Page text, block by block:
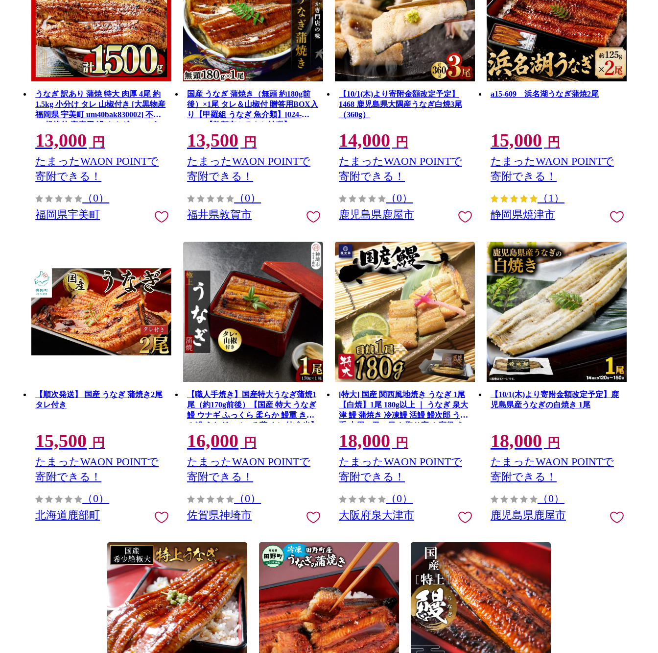
うなぎ 訳あり 蒲焼 特大 肉厚 4尾 約
1.5kg 小分け タレ 山椒付き [大黒物産
福岡県 宇美町 um40bak830002] 不揃
い 規格外 家庭用 鰻 ウナギ unagi う
なぎ蒲焼 鰻蒲焼き 蒲焼き かば焼き
真空パック 個包装 冷凍 13000 13000
円
13,000 円
たまったWAON POINTで
寄附できる！
（0）
福岡県宇美町
国産 うなぎ 蒲焼き（無頭 約180g前
後）×1尾 タレ＆山椒付 贈答用BOX入
り【甲羅組 うなぎ 魚介類】[024-
a071]【敦賀市ふるさと納税】
13,500 円
たまったWAON POINTで
寄附できる！
（0）
福井県敦賀市
【10/1(木)より寄附金額改定予定】
1468 鹿児島県大隅産うなぎ白焼3尾
（360g）
14,000 円
たまったWAON POINTで
寄附できる！
（0）
鹿児島県鹿屋市
a15-609 浜名湖うなぎ蒲焼2尾
15,000 円
たまったWAON POINTで
寄附できる！
（1）
静岡県焼津市
【順次発送】 国産 うなぎ 蒲焼き2尾
タレ付き
15,500 円
たまったWAON POINTで
寄附できる！
（0）
北海道鹿部町
【職人手焼き】国産特大うなぎ蒲焼1
尾（約170g前後）【国産 特大 うなぎ
鰻 ウナギ ふっくら 柔らか 鰻重 きざ
み鰻 うなぎのせいろ蒸 タレ付 弁当】
(H097112)
16,000 円
たまったWAON POINTで
寄附できる！
（0）
佐賀県神埼市
[特大] 国産 関西風地焼き うなぎ 1尾
【白焼】1尾 180g以上 ｜ うなぎ 泉大
津 鰻 蒲焼き 冷凍鰻 活鰻 鰻次郎 うな
重 土用の丑の日 お取り寄せ 高級 う
なぎの日 ウナギ unagi ※離島への配
送不可
18,000 円
たまったWAON POINTで
寄附できる！
（0）
大阪府泉大津市
【10/1(木)より寄附金額改定予定】鹿
児島県産うなぎの白焼き 1尾
18,000 円
たまったWAON POINTで
寄附できる！
（0）
鹿児島県鹿屋市